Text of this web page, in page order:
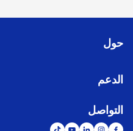
حول
الدعم
التواصل